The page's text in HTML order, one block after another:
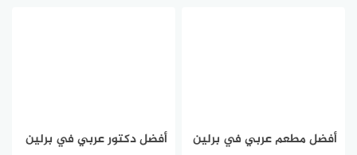
أفضل مطعم عربي في برلين
أفضل دكتور عربي في برلين